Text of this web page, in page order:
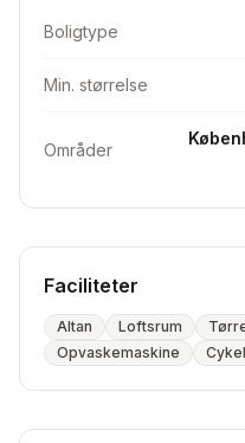
Boligtype
Min. størrelse
Områder
Faciliteter
Altan Loftsrum
Opvaskemaskine